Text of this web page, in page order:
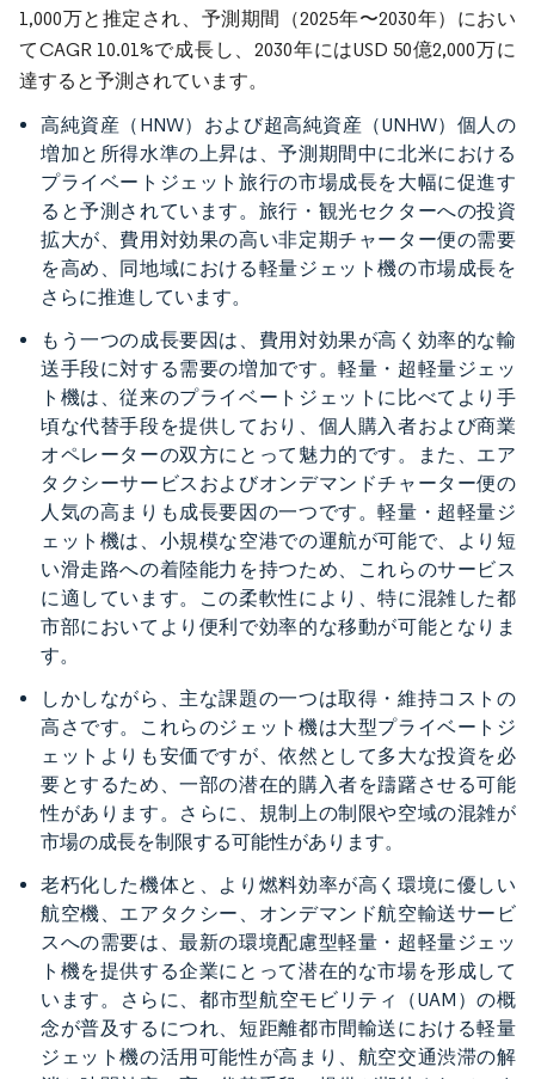
1,000万と推定され、予測期間（2025年〜2030年）におい
てCAGR 10.01%で成長し、2030年にはUSD 50億2,000万に
達すると予測されています。
高純資産（HNW）および超高純資産（UNHW）個人の
増加と所得水準の上昇は、予測期間中に北米における
プライベートジェット旅行の市場成長を大幅に促進す
ると予測されています。旅行・観光セクターへの投資
拡大が、費用対効果の高い非定期チャーター便の需要
を高め、同地域における軽量ジェット機の市場成長を
さらに推進しています。
もう一つの成長要因は、費用対効果が高く効率的な輸
送手段に対する需要の増加です。軽量・超軽量ジェッ
ト機は、従来のプライベートジェットに比べてより手
頃な代替手段を提供しており、個人購入者および商業
オペレーターの双方にとって魅力的です。また、エア
タクシーサービスおよびオンデマンドチャーター便の
人気の高まりも成長要因の一つです。軽量・超軽量ジ
ェット機は、小規模な空港での運航が可能で、より短
い滑走路への着陸能力を持つため、これらのサービス
に適しています。この柔軟性により、特に混雑した都
市部においてより便利で効率的な移動が可能となりま
す。
しかしながら、主な課題の一つは取得・維持コストの
高さです。これらのジェット機は大型プライベートジ
ェットよりも安価ですが、依然として多大な投資を必
要とするため、一部の潜在的購入者を躊躇させる可能
性があります。さらに、規制上の制限や空域の混雑が
市場の成長を制限する可能性があります。
老朽化した機体と、より燃料効率が高く環境に優しい
航空機、エアタクシー、オンデマンド航空輸送サービ
スへの需要は、最新の環境配慮型軽量・超軽量ジェッ
ト機を提供する企業にとって潜在的な市場を形成して
います。さらに、都市型航空モビリティ（UAM）の概
念が普及するにつれ、短距離都市間輸送における軽量
ジェット機の活用可能性が高まり、航空交通渋滞の解